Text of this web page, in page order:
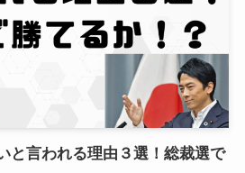
と言われる理由３選！総裁選で